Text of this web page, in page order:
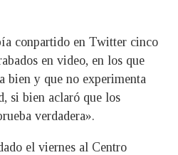
conpartido en Twitter cinco
en video, en los que
bien y que no experimenta
si bien aclaró que los
verdadera».
el viernes al Centro